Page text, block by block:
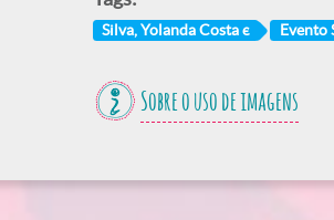
Silva, Yolanda Costa e Evento
Sobre o uso de imagens